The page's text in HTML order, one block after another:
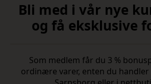
Bli med i vår nye
og få eksklusive
Som medlem får du 3 %
ordinære varer, enten du